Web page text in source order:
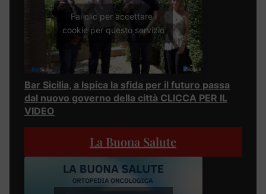
Fai clic per accettare i
cookie per questo servizio
Bar Sicilia, a Ispica la sfida per il futuro passa
dal nuovo governo della città CLICCA PER IL
VIDEO
La Buona Salute